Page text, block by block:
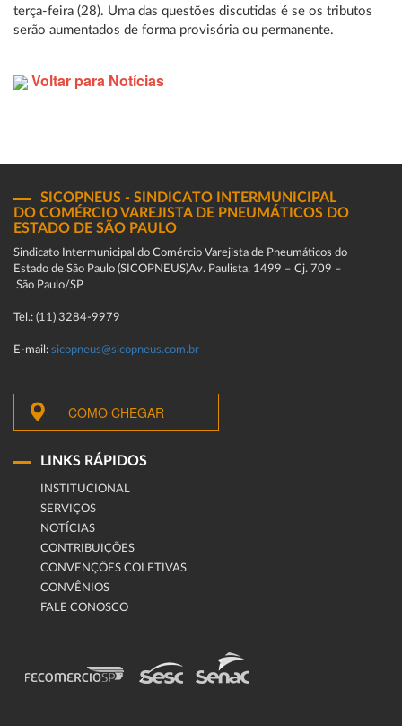
terça-feira (28). Uma das questões discutidas é se os tributos
serão aumentados de forma provisória ou permanente.
Voltar para Notícias
SICOPNEUS - SINDICATO INTERMUNICIPAL
DO COMÉRCIO VAREJISTA DE PNEUMÁTICOS DO
ESTADO DE SÃO PAULO
Sindicato Intermunicipal do Comércio Varejista de Pneumáticos do
Estado de São Paulo (SICOPNEUS)Av. Paulista, 1499 – Cj. 709 –
São Paulo/SP
Tel.: (11) 3284-9979
E-mail: sicopneus@sicopneus.com.br
COMO CHEGAR
LINKS RÁPIDOS
INSTITUCIONAL
SERVIÇOS
NOTÍCIAS
CONTRIBUIÇÕES
CONVENÇÕES COLETIVAS
CONVÊNIOS
FALE CONOSCO